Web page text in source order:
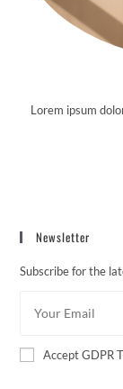
Lorem ipsum
Newsletter
Subscribe for the
Accept GDPR